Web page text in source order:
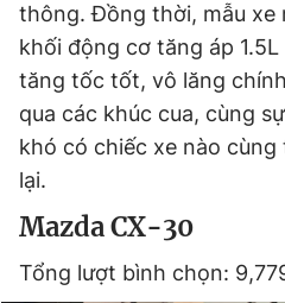
Tổng biên tập: Nguyễn Ngọc Toàn
Phó tổng biên tập thường trực:
Phó tổng biên tập: Lâm Hiếu Dũng
Phó tổng biên tập: Trần Việt Hưng
Tổng thư ký tòa soạn: Đức Trung
Giấy phép xuất bản số 110/GP -
© 2003-2026 Bản quyền thuộc
chép dưới mọi hình thức nếu
thông. Đồng thời, mẫu xe
khối động cơ tăng áp
tăng tốc tốt, vô lăng
qua các khúc cua, cùng
khó có chiếc xe nào
lại.
Mazda CX-30
Tổng lượt bình chọn: